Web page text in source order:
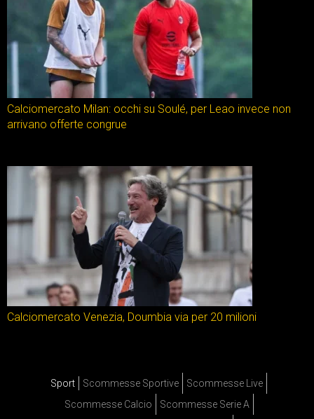
Calciomercato Milan: occhi su Soulé, per Leao invece non
arrivano offerte congrue
Calciomercato Venezia, Doumbia via per 20 milioni
Sport Scommesse Sportive
Scommesse Live
Scommesse Calcio
Scommesse Serie A